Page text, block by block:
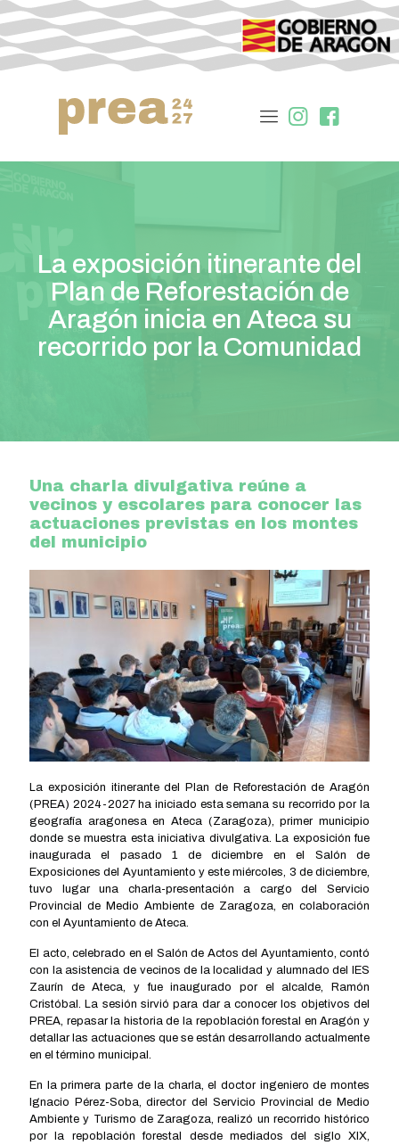
La exposición itinerante del
Plan de Reforestación de
Aragón inicia en Ateca su
recorrido por la Comunidad
Una charla divulgativa reúne a
vecinos y escolares para conocer las
actuaciones previstas en los montes
del municipio
La exposición itinerante del Plan de Reforestación de Aragón
(PREA) 2024-2027 ha iniciado esta semana su recorrido por la
geografía aragonesa en Ateca (Zaragoza), primer municipio
donde se muestra esta iniciativa divulgativa. La exposición fue
inaugurada el pasado 1 de diciembre en el Salón de
Exposiciones del Ayuntamiento y este miércoles, 3 de diciembre,
tuvo lugar una charla-presentación a cargo del Servicio
Provincial de Medio Ambiente de Zaragoza, en colaboración
con el Ayuntamiento de Ateca.
El acto, celebrado en el Salón de Actos del Ayuntamiento, contó
con la asistencia de vecinos de la localidad y alumnado del IES
Zaurín de Ateca, y fue inaugurado por el alcalde, Ramón
Cristóbal. La sesión sirvió para dar a conocer los objetivos del
PREA, repasar la historia de la repoblación forestal en Aragón y
detallar las actuaciones que se están desarrollando actualmente
en el término municipal.
En la primera parte de la charla, el doctor ingeniero de montes
Ignacio Pérez-Soba, director del Servicio Provincial de Medio
Ambiente y Turismo de Zaragoza, realizó un recorrido histórico
por la repoblación forestal desde mediados del siglo XIX,